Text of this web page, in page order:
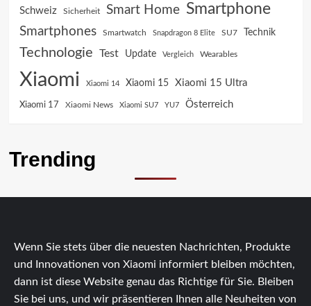
Schweiz Sicherheit Smart Home Smartphone
Smartphones Smartwatch Snapdragon 8 Elite SU7 Technik
Technologie Test Update Vergleich Wearables
Xiaomi Xiaomi 14 Xiaomi 15 Xiaomi 15 Ultra
Xiaomi 17 Xiaomi News Xiaomi SU7 YU7 Österreich
Trending
Wenn Sie stets über die neuesten Nachrichten, Produkte
und Innovationen von Xiaomi informiert bleiben möchten,
dann ist diese Website genau das Richtige für Sie. Bleiben
Sie bei uns, und wir präsentieren Ihnen alle Neuheiten von